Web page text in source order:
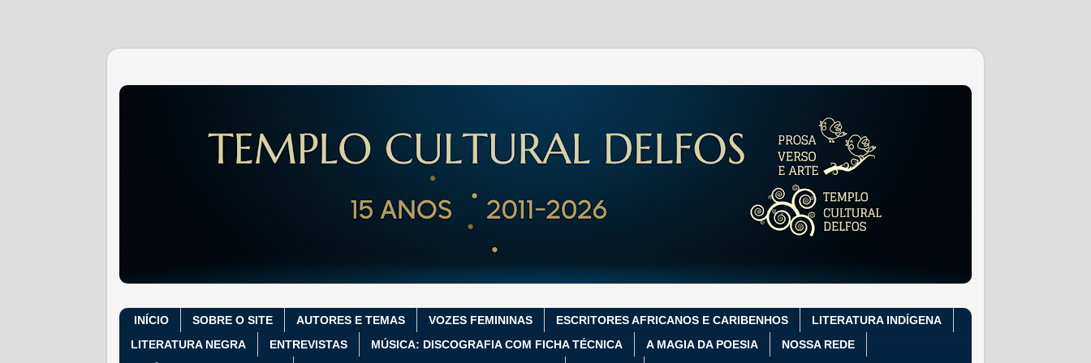
INÍCIO SOBRE O SITE AUTORES E TEMAS VOZES FEMININAS ESCRITORES AFRICANOS E CARIBENHOS
LITERATURA INDÍGENA
LITERATURA NEGRA
ENTREVISTAS MÚSICA: DISCOGRAFIA COM FICHA TÉCNICA A MAGIA DA POESIA
NOSSA REDE